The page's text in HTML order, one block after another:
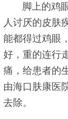
脚上的鸡
人讨厌的皮肤
能都得过鸡眼
好，重的连行
痛，给患者的
由海口肤康医
去除。